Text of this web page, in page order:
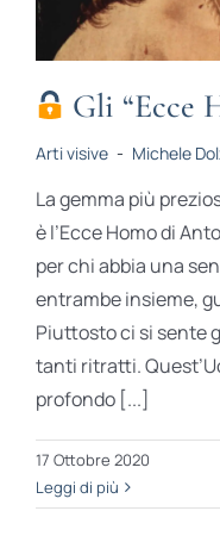
Gli “Ecce
Arti visive - Michele
La gemma più
è l’Ecce Homo di
per chi abbia una
entrambe insieme,
Piuttosto ci si sente
tanti ritratti.
profondo [...]
17 Ottobre 2020
Leggi di più